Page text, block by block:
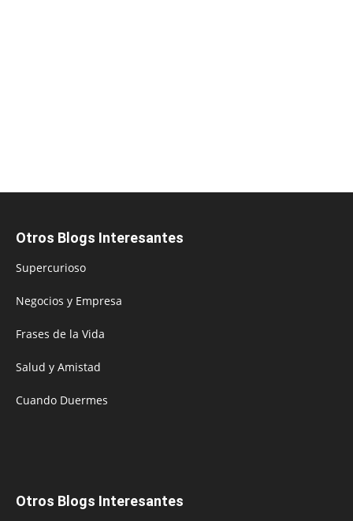
Otros Blogs Interesantes
Supercurioso
Negocios y Empresa
Frases de la Vida
Salud y Amistad
Cuando Duermes
Otros Blogs Interesantes